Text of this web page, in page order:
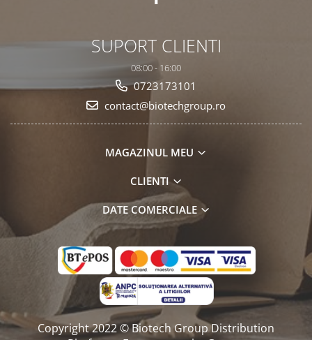
SUPORT CLIENTI
08:00 - 16:00
0723173101
contact@biotechgroup.ro
MAGAZINUL MEU
CLIENTI
DATE COMERCIALE
Copyright 2022 © Biotech Group Distribution